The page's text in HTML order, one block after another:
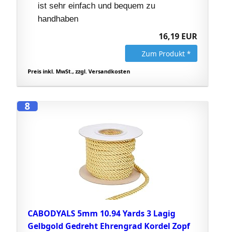
ist sehr einfach und bequem zu
handhaben
16,19 EUR
Zum Produkt *
Preis inkl. MwSt., zzgl. Versandkosten
8
CABODYALS 5mm 10.94 Yards 3 Lagig
Gelbgold Gedreht Ehrengrad Kordel Zopf